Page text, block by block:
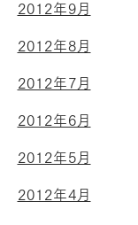
2012年9月
2012年8月
2012年7月
2012年6月
2012年5月
2012年4月